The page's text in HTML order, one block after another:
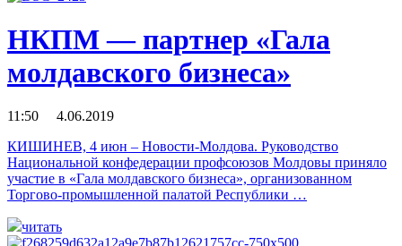
НКПМ — партнер «Гала
молдавского бизнеса»
11:50 4.06.2019
КИШИНЕВ, 4 июн – Новости-Молдова. Руководство
Национальной конфедерации профсоюзов Молдовы приняло
участие в «Гала молдавского бизнеса», организованном
Торгово-промышленной палатой Республики …
читать